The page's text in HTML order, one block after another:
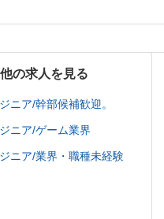
の求人を見る
ニア/幹部候補歓迎。
ニア/ゲーム業界
ニア/業界・職種未経験